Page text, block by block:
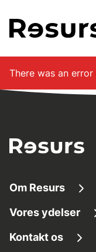
There was an error
Om Resurs
Om os
Tilgængelighed
Vores ydelser
Finansieringsløsninger
Kontakt os